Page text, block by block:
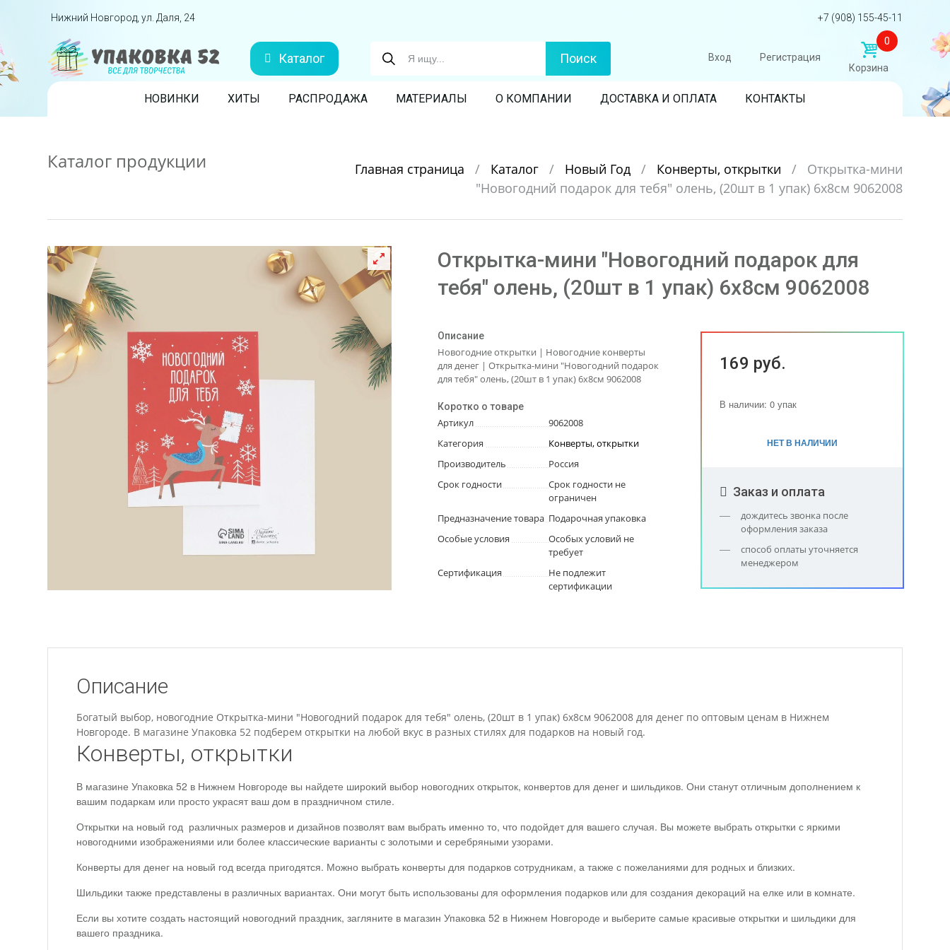
Перейти вниз
Нижний Новгород, ул. Даля, 24 +7 (908) 155-45-11
Каталог Поиск Вход Регистрация
0
Корзина
Skip to content
НОВИНКИ ХИТЫ РАСПРОДАЖА МАТЕРИАЛЫ О КОМПАНИИ ДОСТАВКА И ОПЛАТА КОНТАКТЫ
Каталог продукции Главная страница / Каталог / Новый Год / Конверты, открытки /
Открытка-мини
"Новогодний подарок для тебя" олень, (20шт в 1 упак) 6х8см 9062008
Открытка-мини "Новогодний подарок для
тебя" олень, (20шт в 1 упак) 6х8см 9062008
Описание
Новогодние открытки | Новогодние конверты
для денег | Открытка-мини "Новогодний подарок
для тебя" олень, (20шт в 1 упак) 6х8см 9062008
Коротко о товаре
Артикул
9062008
Категория
Конверты, открытки
Производитель
Россия
Срок годности
Срок годности не
ограничен
Предназначение товара Подарочная упаковка
Особые условия
Особых условий не
требует
Сертификация
Не подлежит
сертификации
169 руб.
В наличии: 0 упак
НЕТ В НАЛИЧИИ
Заказ и оплата
дождитесь звонка после
оформления заказа
способ оплаты уточняется
менеджером
Описание
Богатый выбор, новогодние Открытка-мини "Новогодний подарок для тебя" олень, (20шт в 1 упак) 6х8см 9062008 для денег по оптовым ценам в Нижнем
Новгороде. В магазине Упаковка 52 подберем открытки на любой вкус в разных стилях для подарков на новый год.
Конверты, открытки
В магазине Упаковка 52 в Нижнем Новгороде вы найдете широкий выбор новогодних открыток, конвертов для денег и шильдиков. Они станут отличным дополнением к
вашим подаркам или просто украсят ваш дом в праздничном стиле.
Открытки на новый год различных размеров и дизайнов позволят вам выбрать именно то, что подойдет для вашего случая. Вы можете выбрать открытки с яркими
новогодними изображениями или более классические варианты с золотыми и серебряными узорами.
Конверты для денег на новый год всегда пригодятся. Можно выбрать конверты для подарков сотрудникам, а также с пожеланиями для родных и близких.
Шильдики также представлены в различных вариантах. Они могут быть использованы для оформления подарков или для создания декораций на елке или в комнате.
Если вы хотите создать настоящий новогодний праздник, загляните в магазин Упаковка 52 в Нижнем Новгороде и выберите самые красивые открытки и шильдики для
вашего праздника.